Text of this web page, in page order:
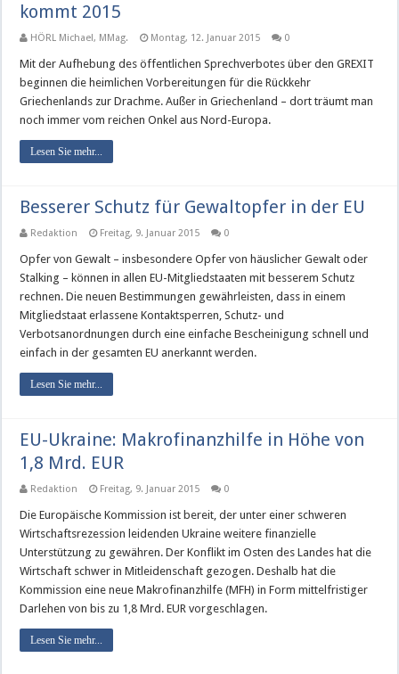
kommt 2015
HÖRL Michael, MMag. Montag, 12. Januar 2015 0
Mit der Aufhebung des öffentlichen Sprechverbotes über den GREXIT
beginnen die heimlichen Vorbereitungen für die Rückkehr
Griechenlands zur Drachme. Außer in Griechenland – dort träumt man
noch immer vom reichen Onkel aus Nord-Europa.
Lesen Sie mehr...
Besserer Schutz für Gewaltopfer in der EU
Redaktion Freitag, 9. Januar 2015 0
Opfer von Gewalt – insbesondere Opfer von häuslicher Gewalt oder
Stalking – können in allen EU-Mitgliedstaaten mit besserem Schutz
rechnen. Die neuen Bestimmungen gewährleisten, dass in einem
Mitgliedstaat erlassene Kontaktsperren, Schutz- und
Verbotsanordnungen durch eine einfache Bescheinigung schnell und
einfach in der gesamten EU anerkannt werden.
Lesen Sie mehr...
EU-Ukraine: Makrofinanzhilfe in Höhe von
1,8 Mrd. EUR
Redaktion Freitag, 9. Januar 2015 0
Die Europäische Kommission ist bereit, der unter einer schweren
Wirtschaftsrezession leidenden Ukraine weitere finanzielle
Unterstützung zu gewähren. Der Konflikt im Osten des Landes hat die
Wirtschaft schwer in Mitleidenschaft gezogen. Deshalb hat die
Kommission eine neue Makrofinanzhilfe (MFH) in Form mittelfristiger
Darlehen von bis zu 1,8 Mrd. EUR vorgeschlagen.
Lesen Sie mehr...